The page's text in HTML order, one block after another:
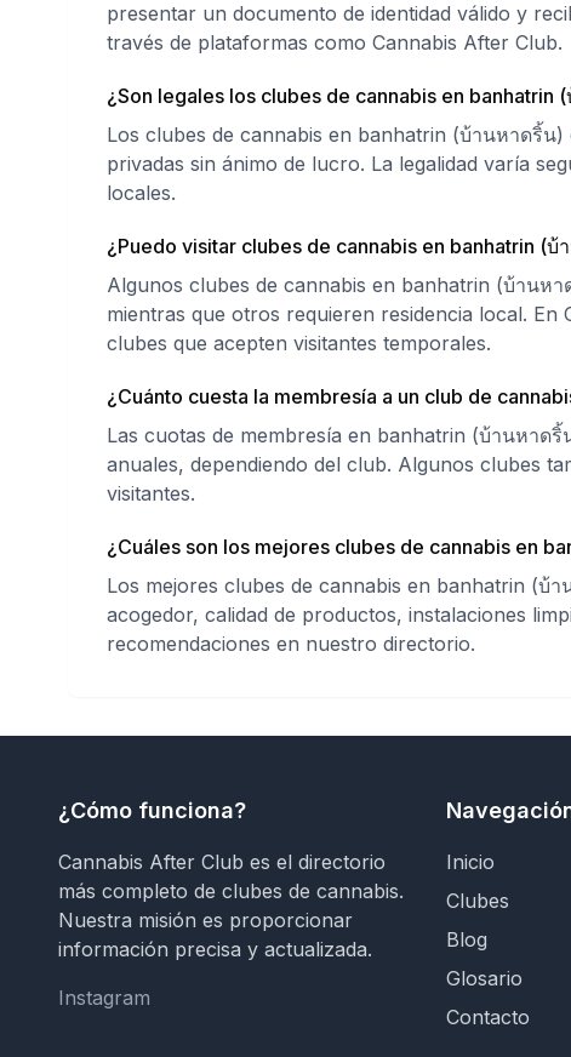
presentar un documento de identidad válido y
través de plataformas como Cannabis After Club.
¿Son legales los clubes de cannabis en banhatrin
Los clubes de cannabis en banhatrin (บ้านหาดริ้น
privadas sin ánimo de lucro. La legalidad varía
locales.
¿Puedo visitar clubes de cannabis en banhatrin (
Algunos clubes de cannabis en banhatrin (บ้านห
mientras que otros requieren residencia local.
clubes que acepten visitantes temporales.
¿Cuánto cuesta la membresía a un club de
Las cuotas de membresía en banhatrin (บ้านหาด
anuales, dependiendo del club. Algunos clubes
visitantes.
¿Cuáles son los mejores clubes de cannabis en
Los mejores clubes de cannabis en banhatrin (บ้
acogedor, calidad de productos, instalaciones
recomendaciones en nuestro directorio.
¿Cómo funciona?
Cannabis After Club es el directorio
más completo de clubes de cannabis.
Nuestra misión es proporcionar
información precisa y actualizada.
Instagram
Instagram
Inicio
Clubes
Blog
Glosario
Contacto